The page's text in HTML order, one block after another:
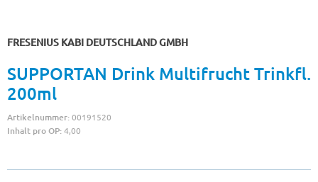
FRESENIUS KABI DEUTSCHLAND GMBH
SUPPORTAN Drink Multifrucht Trinkfl.
200ml
Artikelnummer:00191520
Inhalt pro OP:4,00